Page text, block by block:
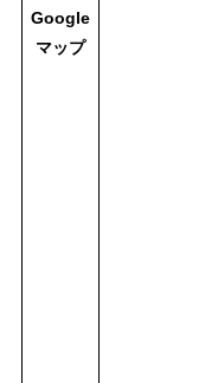
Google
マップ